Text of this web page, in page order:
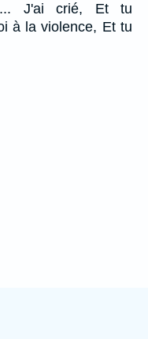
J'ai crié, Et tu
à la violence, Et tu